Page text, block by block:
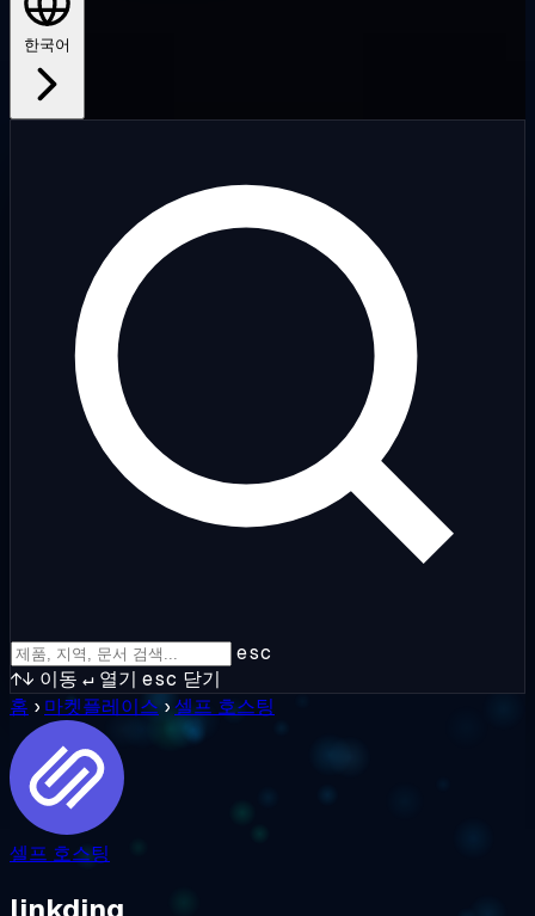
한국어
esc
↑↓ 이동 ↵ 열기 esc 닫기
홈 › 마켓플레이스 ›셀프 호스팅
셀프 호스팅